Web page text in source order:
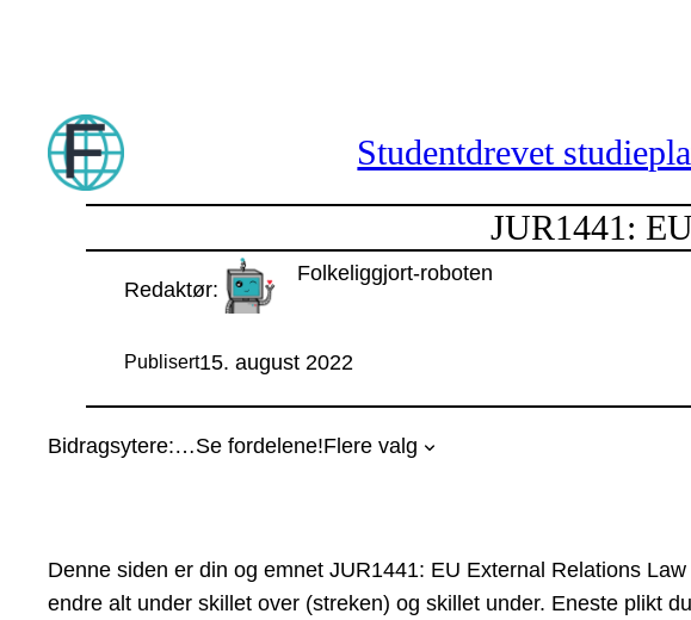
Studentdrevet
JUR1441:
Redaktør:
Folkeliggjort-roboten
Publisert15. august 2022
Bidragsytere:…Se fordelene!Flere valg
Denne siden er din og emnet JUR1441: EU External Relations
endre alt under skillet over (streken) og skillet under. Eneste plikt